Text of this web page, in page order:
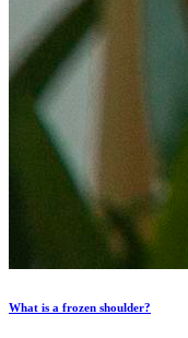
What is a frozen shoulder?